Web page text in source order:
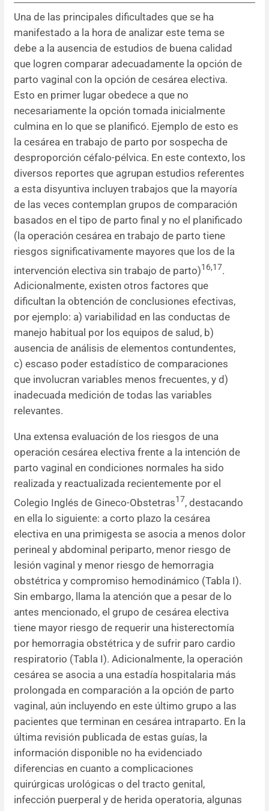
Una de las principales dificultades que se ha
manifestado a la hora de analizar este tema se
debe a la ausencia de estudios de buena calidad
que logren comparar adecuadamente la opción de
parto vaginal con la opción de cesárea electiva.
Esto en primer lugar obedece a que no
necesariamente la opción tomada inicialmente
culmina en lo que se planificó. Ejemplo de esto es
la cesárea en trabajo de parto por sospecha de
desproporción céfalo-pélvica. En este contexto, los
diversos reportes que agrupan estudios referentes
a esta disyuntiva incluyen trabajos que la mayoría
de las veces contemplan grupos de comparación
basados en el tipo de parto final y no el planificado
(la operación cesárea en trabajo de parto tiene
riesgos significativamente mayores que los de la
intervención electiva sin trabajo de parto)16,17.
Adicionalmente, existen otros factores que
dificultan la obtención de conclusiones efectivas,
por ejemplo: a) variabilidad en las conductas de
manejo habitual por los equipos de salud, b)
ausencia de análisis de elementos contundentes,
c) escaso poder estadístico de comparaciones
que involucran variables menos frecuentes, y d)
inadecuada medición de todas las variables
relevantes.
Una extensa evaluación de los riesgos de una
operación cesárea electiva frente a la intención de
parto vaginal en condiciones normales ha sido
realizada y reactualizada recientemente por el
Colegio Inglés de Gineco-Obstetras17, destacando
en ella lo siguiente: a corto plazo la cesárea
electiva en una primigesta se asocia a menos dolor
perineal y abdominal periparto, menor riesgo de
lesión vaginal y menor riesgo de hemorragia
obstétrica y compromiso hemodinámico (Tabla I).
Sin embargo, llama la atención que a pesar de lo
antes mencionado, el grupo de cesárea electiva
tiene mayor riesgo de requerir una histerectomía
por hemorragia obstétrica y de sufrir paro cardio
respiratorio (Tabla I). Adicionalmente, la operación
cesárea se asocia a una estadía hospitalaria más
prolongada en comparación a la opción de parto
vaginal, aún incluyendo en este último grupo a las
pacientes que terminan en cesárea intraparto. En la
última revisión publicada de estas guías, la
información disponible no ha evidenciado
diferencias en cuanto a complicaciones
quirúrgicas urológicas o del tracto genital,
infección puerperal y de herida operatoria, algunas